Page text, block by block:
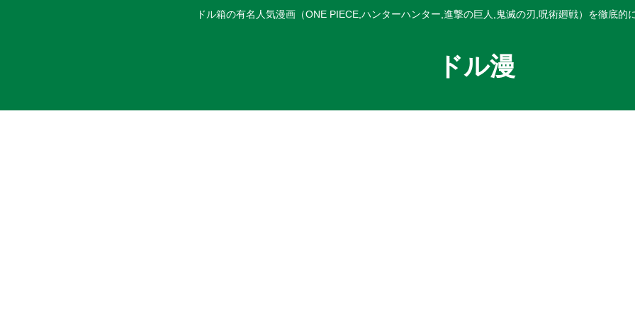
ドル箱の有名人気漫画（ONE PIECE,ハンターハンター,進撃の巨人,鬼滅の刃,呪術廻戦）を徹底的
ドル漫